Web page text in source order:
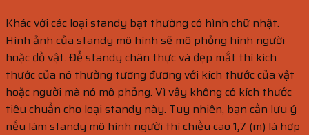
Khác với các loại standy bạt thường có hình chữ nhật.
Hình ảnh của standy mô hình sẽ mô phỏng hình người
hoặc đồ vật. Để standy chân thực và đẹp mắt thì kích
thước của nó thường tương đương với kích thước của vật
hoặc người mà nó mô phỏng. Vì vậy không có kích thước
tiêu chuẩn cho loại standy này. Tuy nhiên, bạn cần lưu ý
nếu làm standy mô hình người thì chiều cao 1,7 (m) là hợp